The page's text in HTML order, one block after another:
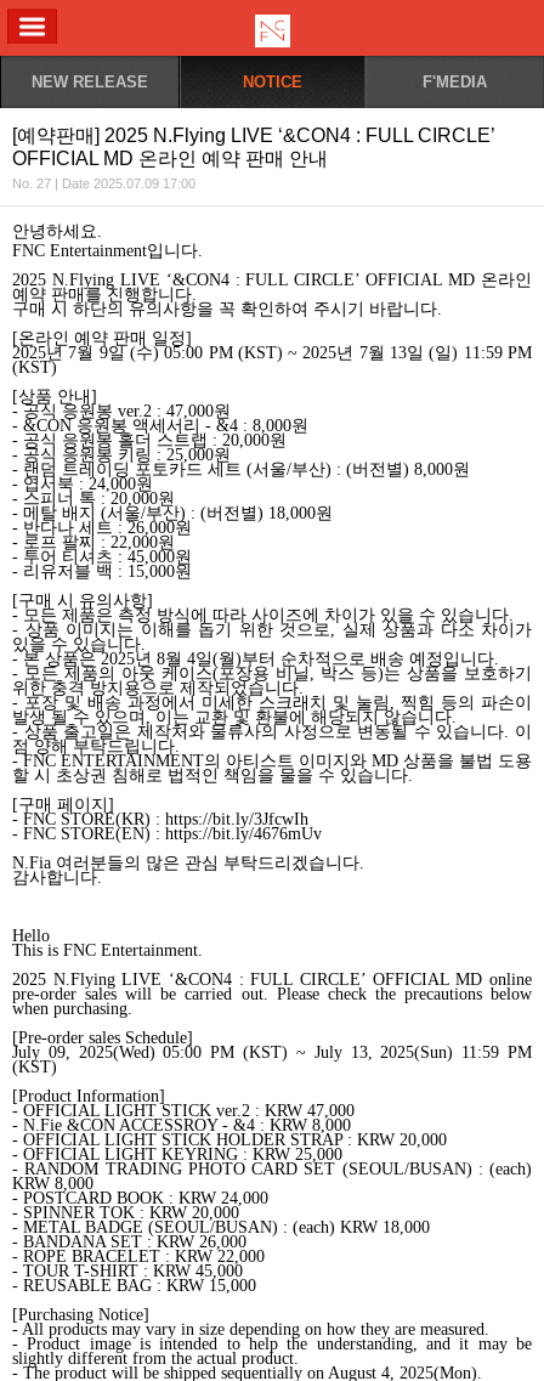
NEW RELEASE NOTICE F'MEDIA
[예약판매] 2025 N.Flying LIVE ‘&CON4 : FULL CIRCLE’
OFFICIAL MD 온라인 예약 판매 안내
No. 27 | Date 2025.07.09 17:00
안녕하세요.
FNC Entertainment입니다.
2025 N.Flying LIVE ‘&CON4 : FULL CIRCLE’ OFFICIAL MD 온라인
예약 판매를 진행합니다.
구매 시 하단의 유의사항을 꼭 확인하여 주시기 바랍니다.
[온라인 예약 판매 일정]
2025년 7월 9일 (수) 05:00 PM (KST) ~ 2025년 7월 13일(일) 11:59 PM
(KST)
[상품 안내 ]
- 공식 응원봉 ver.2 : 47,000원
- &CON 응원봉 액세서리 - &4 : 8,000원
- 공식 응원봉 홀더 스트랩 : 20,000원
- 공식 응원봉 키링 : 25,000원
- 랜덤 트레이딩 포토카드 세트 (서울/부산) : (버전별) 8,000원
- 엽서북 : 24,000원
- 스피너 톡 : 20,000원
- 메탈 배지 (서울/부산) : (버전별) 18,000원
- 반다나 세트 : 26,000원
- 로프 팔찌 : 22,000원
- 투어 티셔츠 : 45,000원
- 리유저블 백 : 15,000원
[구매 시 유의사항]
- 모든 제품은 측정 방식에 따라 사이즈에 차이가 있을 수 있습니다.
- 상품 이미지는 이해를 돕기 위한 것으로, 실제 상품과 다소 차이가
있을 수 있습니다.
- 본 상품은 2025년 8월 4일(월)부터 순차적으로 배송 예정입니다.
- 모든 제품의 아웃 케이스(포장용 비닐 , 박스 등)는 상품을 보호하기
위한 충격 방지용으로 제작되었습니다.
- 포장 및 배송 과정에서 미세한 스크래치 및 눌림 , 찍힘 등의 파손이
발생 될 수 있으며 , 이는 교환 및 환불에 해당되지 않습니다.
- 상품 출고일은 제작처와 물류사의 사정으로 변동될 수 있습니다. 이
점 양해 부탁드립니다.
- FNC ENTERTAINMENT의 아티스트 이미지와 MD 상품을 불법 도용
할 시 초상권 침해로 법적인 책임을 물을 수 있습니다.
[구매 페이지 ]
- FNC STORE(KR) : https://bit.ly/3JfcwIh
- FNC STORE(EN) : https://bit.ly/4676mUv
N.Fia 여러분들의 많은 관심 부탁드리겠습니다.
감사합니다.
Hello
This is FNC Entertainment.
2025 N.Flying LIVE ‘&CON4 : FULL CIRCLE’ OFFICIAL MD online
pre-order sales will be carried out. Please check the precautions below
when purchasing.
[Pre-order sales Schedule]
July 09, 2025(Wed) 05:00 PM (KST) ~ July 13, 2025(Sun) 11:59 PM
(KST)
[Product Information]
- OFFICIAL LIGHT STICK ver.2 : KRW 47,000
- N.Fie &CON ACCESSROY - &4 : KRW 8,000
- OFFICIAL LIGHT STICK HOLDER STRAP : KRW 20,000
- OFFICIAL LIGHT KEYRING : KRW 25,000
- RANDOM TRADING PHOTO CARD SET (SEOUL/BUSAN) : (each)
KRW 8,000
- POSTCARD BOOK : KRW 24,000
- SPINNER TOK : KRW 20,000
- METAL BADGE (SEOUL/BUSAN) : (each) KRW 18,000
- BANDANA SET : KRW 26,000
- ROPE BRACELET : KRW 22,000
- TOUR T-SHIRT : KRW 45,000
- REUSABLE BAG : KRW 15,000
[Purchasing Notice]
- All products may vary in size depending on how they are measured.
- Product image is intended to help the understanding, and it may be
slightly different from the actual product.
- The product will be shipped sequentially on August 4, 2025(Mon).